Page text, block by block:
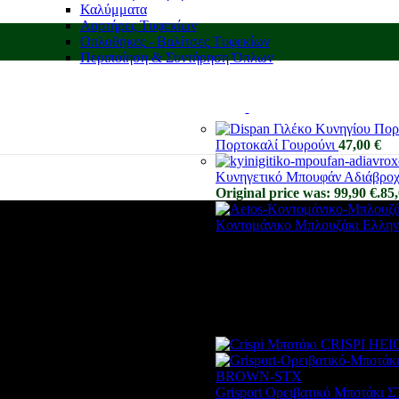
Καλύμματα
Αορτήρες Τυφεκίων
Οπλοθήκες - Βαλίτσες Τυφεκίων
Περιποίηση & Συντήρηση Όπλων
Πορτοκαλί Γουρούνι 47,00 €
Κυνηγετικό Μπουφάν
Original price was: 99,90 €.
Κοντομάνικο Μπλουζάκι
Grisport Ορειβατικό